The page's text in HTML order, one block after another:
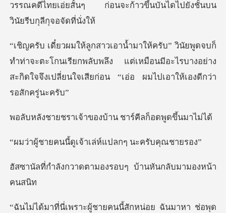
วรรณคดีไทยเอ่ยสั้นๆ ก่อนจะก้าวขึ้นบ
ท่าจะตะโกนเรียกพลับพลึง แต่เหมือนมีอะไรบางอย่าง
สะกิดใจจึงเ
าของบ้าน ชาร์คีลก็
้ดูเจ้าเล่ห์แปลก
ดตามองรอบๆ บ้านหันก
้ชายคนนี้สักหน่อย ฉันมาหา